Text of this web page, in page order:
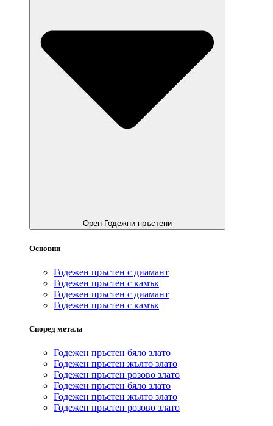
Open Годежни пръстени
Основни
Годежен пръстен с диамант
Годежен пръстен с камък
Годежен пръстен с диамант
Годежен пръстен с камък
Според метала
Годежен пръстен бяло злато
Годежен пръстен жълто злато
Годежен пръстен розово злато
Годежен пръстен бяло злато
Годежен пръстен жълто злато
Годежен пръстен розово злато